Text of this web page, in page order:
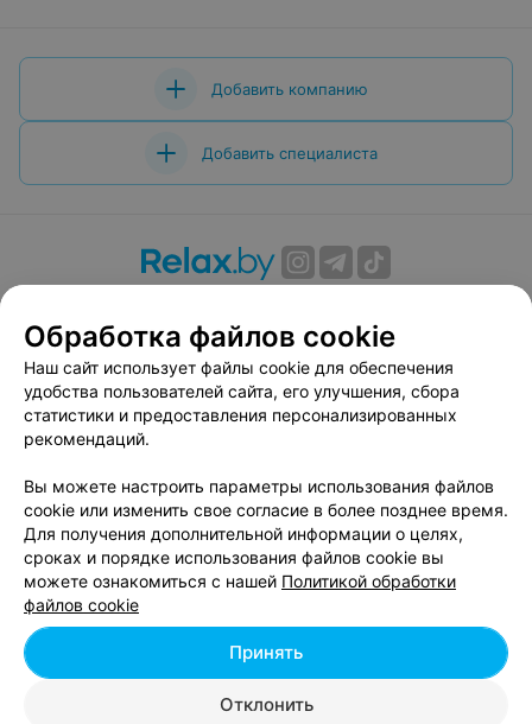
Добавить компанию
Добавить специалиста
Вакансии
Публичный договор
Способы оплаты
Публичный договор по использованию сервиса
«Афиша»
Пользовательское соглашение
Связаться по вопросам сотрудничества
Написать руководителю relax.by
Персональные настройки cookie
Обработка персональных данных
© 2026 ООО «Артокс Лаб», УНП 191700409, регистрирующий орган -
| 220012, Республика Беларусь, г. Минск,
Обработка файлов cookie
Наш сайт использует файлы cookie для обеспечения
удобства пользователей сайта, его улучшения, сбора
статистики и предоставления персонализированных
рекомендаций.
Вы можете настроить параметры использования файлов
cookie или изменить свое согласие в более позднее время.
Для получения дополнительной информации о целях,
сроках и порядке использования файлов cookie вы
можете ознакомиться с нашей Политикой обработки
файлов cookie
Отклонить
Принять